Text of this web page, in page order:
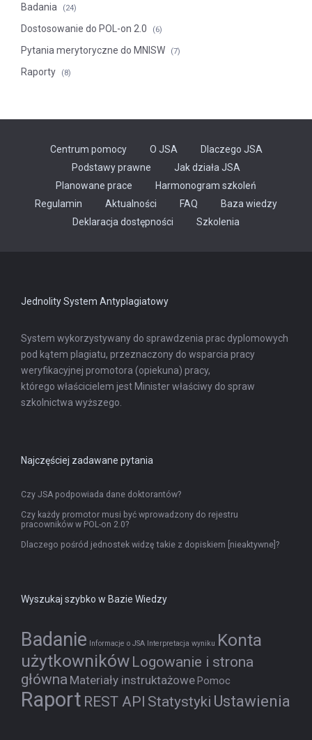
Badania (24)
Dostosowanie do POL-on 2.0 (6)
Pytania merytoryczne do MNISW (7)
Raporty (8)
Centrum pomocy O JSA
Dlaczego JSA
Podstawy prawne
Jak działa JSA
Planowane prace
Harmonogram szkoleń
Regulamin
Aktualności FAQ
Baza wiedzy
Deklaracja dostępności
Szkolenia
Jednolity System Antyplagiatowy
System wykorzystywany do sprawdzenia prac dyplomowych
pod kątem plagiatu, przeznaczony do wsparcia pracy
weryfikacyjnej promotora (opiekuna) pracy,
którego właścicielem jest Minister właściwy do spraw
szkolnictwa wyższego.
Najczęściej zadawane pytania
Czy JSA podpowiada dane doktorantów?
Czy każdy promotor musi być wprowadzony do rejestru
pracowników w POL-on 2.0?
Dlaczego pośród jednostek widzę takie z dopiskiem [nieaktywne]?
Wyszukaj szybko w Bazie Wiedzy
Badanie Informacje o JSA Interpretacja wyniku Konta
użytkowników Logowanie i strona
główna Materiały instruktażowe Pomoc
Raport REST API Statystyki Ustawienia